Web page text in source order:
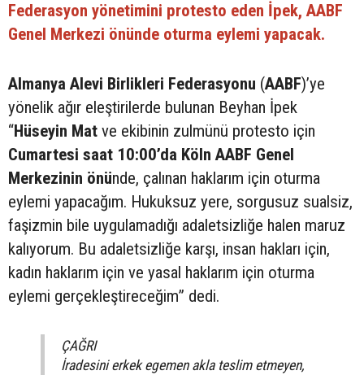
Federasyon yönetimini protesto eden İpek, AABF
Genel Merkezi önünde oturma eylemi yapacak.
Almanya Alevi Birlikleri Federasyonu (AABF)’ye
yönelik ağır eleştirilerde bulunan Beyhan İpek
“Hüseyin Mat ve ekibinin zulmünü protesto için
Cumartesi saat 10:00’da Köln AABF Genel
Merkezinin önünde, çalınan haklarım için oturma
eylemi yapacağım. Hukuksuz yere, sorgusuz sualsiz,
faşizmin bile uygulamadığı adaletsizliğe halen maruz
kalıyorum. Bu adaletsizliğe karşı, insan hakları için,
kadın haklarım için ve yasal haklarım için oturma
eylemi gerçekleştireceğim” dedi.
ÇAĞRI
İradesini erkek egemen akla teslim etmeyen,